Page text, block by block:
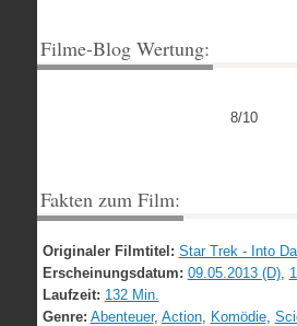
Filme-Blog Wertung:
8/10
Fakten zum Film:
Originaler Filmtitel: Star Trek - Into
Erscheinungsdatum: 09.05.2013 (D),
Laufzeit: 132 Min.
Genre: Abenteuer, Action, Komödie,